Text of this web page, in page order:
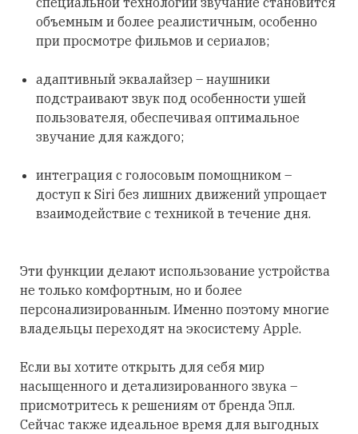
объемным и более реалистичным, особенно
при просмотре фильмов и сериалов;
адаптивный эквалайзер – наушники
подстраивают звук под особенности ушей
пользователя, обеспечивая оптимальное
звучание для каждого;
интеграция с голосовым помощником –
доступ к Siri без лишних движений упрощает
взаимодействие с техникой в течение дня.
Эти функции делают использование устройства
не только комфортным, но и более
персонализированным. Именно поэтому многие
владельцы переходят на экосистему Apple.
Если вы хотите открыть для себя мир
насыщенного и детализированного звука –
присмотритесь к решениям от бренда Эпл.
Сейчас также идеальное время для выгодных